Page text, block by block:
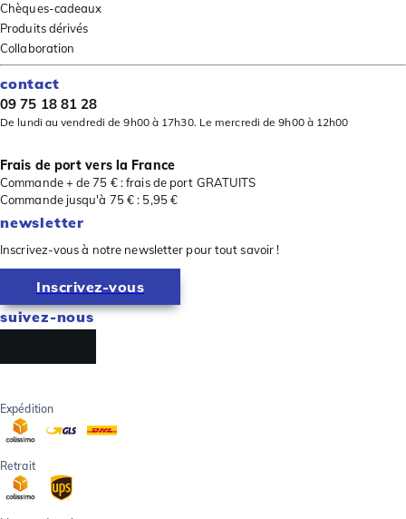
Chèques-cadeaux
Produits dérivés
Collaboration
contact
09 75 18 81 28
De lundi au vendredi de 9h00 à 17h30. Le mercredi de 9h00 à 12h00
Frais de port vers la France
Commande + de 75 € : frais de port GRATUITS
Commande jusqu'à 75 € : 5,95 €
newsletter
Inscrivez-vous à notre newsletter pour tout savoir !
Inscrivez-vous
suivez-nous
Expédition
Retrait